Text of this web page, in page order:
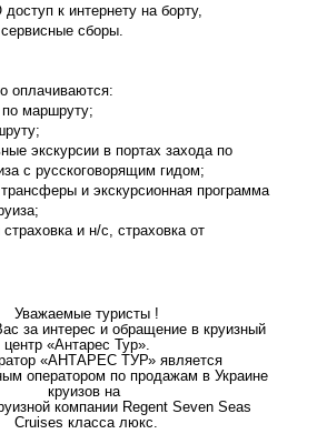
к интернету на борту,
сборы.
оплачиваются:
маршруту;
экскурсии в портах захода по
с русскоговорящим гидом;
и экскурсионная программа
и н/с, страховка от
Уважаемые туристы !
за интерес и обращение в круизный
центр «Антарес Тур».
«АНТАРЕС ТУР» является
оператором по продажам в Украине
круизов на
компании Regent Seven Seas
Cruises класса люкс.